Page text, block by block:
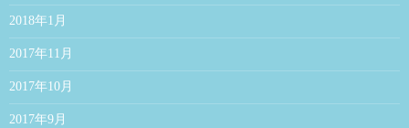
2018年1月
2017年11月
2017年10月
2017年9月